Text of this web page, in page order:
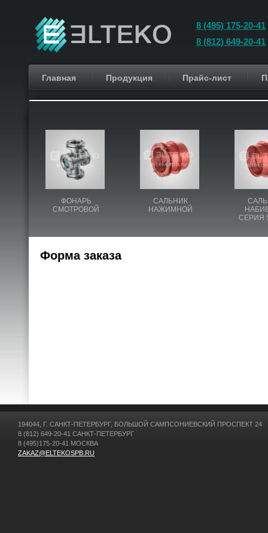
8 (495) 175-20-41
8 (812) 649-20-41
Главная Продукция Прайс-лист
ФОНАРЬ
СМОТРОВОЙ
САЛЬНИК
НАЖИМНОЙ
СЕРИЯ
Форма заказа
194044, Г. САНКТ-ПЕТЕРБУРГ, БОЛЬШОЙ САМПСОНИЕВСКИЙ ПРОСПЕКТ 24
8 (812) 649-20-41 САНКТ-ПЕТЕРБУРГ
8 (495)175-20-41 МОСКВА
ZAKAZ@ELTEKOSPB.RU